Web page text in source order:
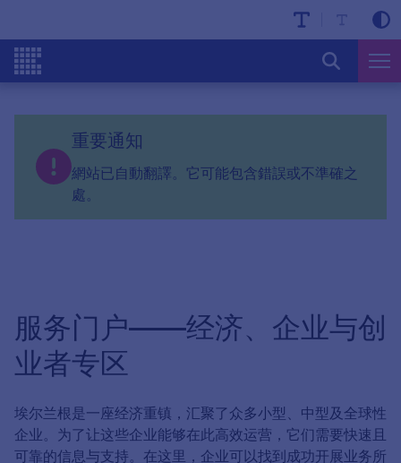
重要通知
網站已自動翻譯。它可能包含錯誤或不準確之
處。
服务门户——经济、企业与创
业者专区
埃尔兰根是一座经济重镇，汇聚了众多小型、中型及全球性
企业。为了让这些企业能够在此高效运营，它们需要快速且
可靠的信息与支持。在这里，企业可以找到成功开展业务所